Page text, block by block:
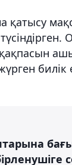
қақпасын
билік